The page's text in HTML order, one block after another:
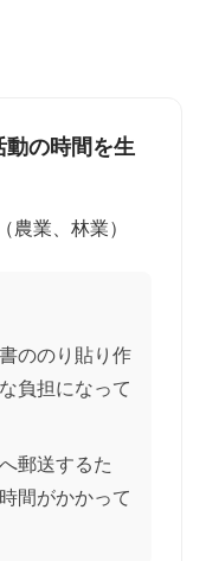
の時間を生
農業、林業）
ののり貼り作
負担になって
郵送するた
間がかかって